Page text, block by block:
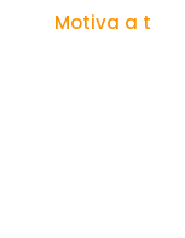
Motiva a t